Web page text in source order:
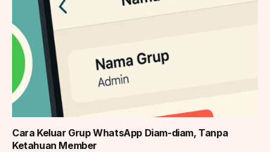
Cara Keluar Grup WhatsApp Diam-diam, Tanpa
Ketahuan Member